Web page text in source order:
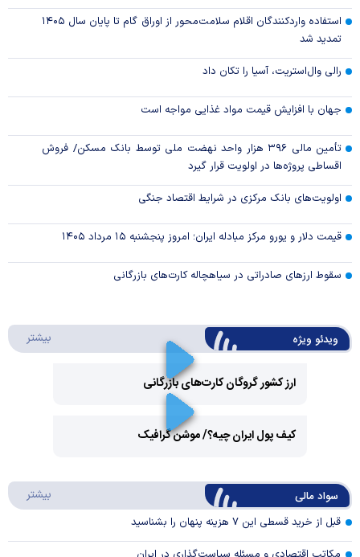
استفاده واردکنندگان اقلام سلامت‌محور از اوراق گام تا پایان سال ۱۴۰۵
تمدید شد
رالی وال‌استریت، آسیا را تکان داد
جهان با افزایش قیمت مواد غذایی مواجه است
تأمین مالی ۳۹۶ هزار واحد نهضت ملی توسط بانک مسکن/ فروش
اقساطی پروژه‌ها در اولویت قرار گیرد
اولویت‌های بانک مرکزی در شرایط اقتصاد جنگی
قیمت دلار و یورو مرکز مبادله ایران؛ امروز پنجشنبه ۱۵ مرداد ۱۴۰۵
سقوط ارزهای صادراتی در سیاهچاله کارت‌های بازرگانی
ویدئو ویژه بیشتر
ارز کشور گروگان کارت‌های بازرگانی
Video
کیف پول ایران چیه؟/ موشن گرافیک
سواد مالی بیشتر
قبل از خرید قسطی این ۷ هزینه پنهان را بشناسید